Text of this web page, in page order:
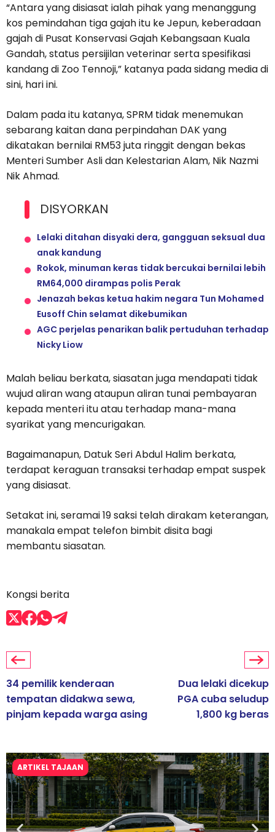
“Antara yang disiasat ialah pihak yang menanggung
kos pemindahan tiga gajah itu ke Jepun, keberadaan
gajah di Pusat Konservasi Gajah Kebangsaan Kuala
Gandah, status persijilan veterinar serta spesifikasi
kandang di Zoo Tennoji,” katanya pada sidang media di
sini, hari ini.
Dalam pada itu katanya, SPRM tidak menemukan
sebarang kaitan dana perpindahan DAK yang
dikatakan bernilai RM53 juta ringgit dengan bekas
Menteri Sumber Asli dan Kelestarian Alam, Nik Nazmi
Nik Ahmad.
DISYORKAN
Lelaki ditahan disyaki dera, gangguan seksual dua
anak kandung
Rokok, minuman keras tidak bercukai bernilai lebih
RM64,000 dirampas polis Perak
Jenazah bekas ketua hakim negara Tun Mohamed
Eusoff Chin selamat dikebumikan
AGC perjelas penarikan balik pertuduhan terhadap
Nicky Liow
Malah beliau berkata, siasatan juga mendapati tidak
wujud aliran wang ataupun aliran tunai pembayaran
kepada menteri itu atau terhadap mana-mana
syarikat yang mencurigakan.
Bagaimanapun, Datuk Seri Abdul Halim berkata,
terdapat keraguan transaksi terhadap empat suspek
yang disiasat.
Setakat ini, seramai 19 saksi telah dirakam keterangan,
manakala empat telefon bimbit disita bagi
membantu siasatan.
Kongsi berita
34 pemilik kenderaan
tempatan didakwa sewa,
pinjam kepada warga asing
Dua lelaki dicekup
PGA cuba seludup
1,800 kg beras
ARTIKEL TAJAAN